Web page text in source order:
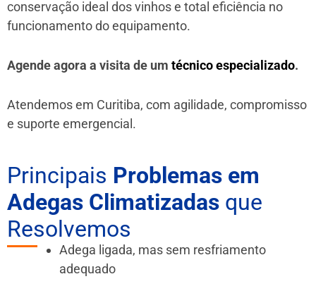
conservação ideal dos vinhos e total eficiência no
funcionamento do equipamento.
Agende agora a visita de um técnico especializado.
Atendemos em Curitiba, com agilidade, compromisso
e suporte emergencial.
Principais Problemas em
Adegas Climatizadas que
Resolvemos
Adega ligada, mas sem resfriamento
adequado